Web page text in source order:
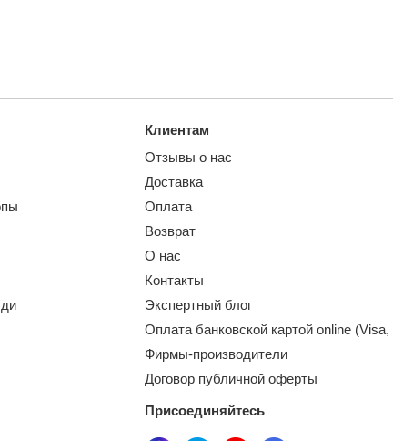
Клиентам
Отзывы о нас
Доставка
Оплата
Возврат
О нас
Контакты
Экспертный блог
Оплата банковской картой online
Фирмы-производители
Договор публичной оферты
Присоединяйтесь